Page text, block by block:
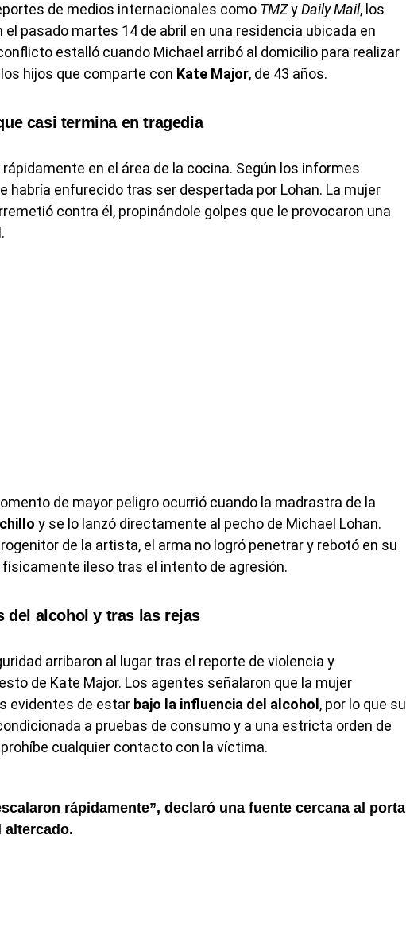
de medios internacionales como TMZyDaily Mail, los
el pasado martes 14 de abril en una residencia ubicada en
estalló cuando Michael arribó al domicilio para realizar
hijos que comparte con Kate Major, de 43 años.
casi termina en tragedia
en el área de la cocina. Según los informes
habría enfurecido tras ser despertada por Lohan. La mujer
contra él, propinándole golpes que le provocaron una
.
de mayor peligro ocurrió cuando la madrastra de la
y se lo lanzó directamente al pecho de Michael Lohan.
de la artista, el arma no logró penetrar y rebotó en su
físicamente ileso tras el intento de agresión.
del alcohol y tras las rejas
arribaron al lugar tras el reporte de violencia y
de Kate Major. Los agentes señalaron que la mujer
evidentes de estar bajo la influencia del alcohol , por lo que su
a pruebas de consumo y a una estricta orden de
cualquier contacto con la víctima.
rápidamente”, declaró una fuente cercana al portal
altercado.